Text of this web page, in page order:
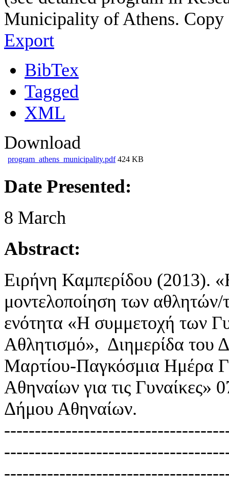
Municipality of Athens.
Export
BibTex
Tagged
XML
Download
program_athens_municipality.pdf 424 KB
Date Presented:
8 March
Abstract:
Ειρήνη Καμπερίδου (2013).
μοντελοποίηση των αθλητών/
ενότητα «Η συμμετοχή των
Αθλητισμό», Διημερίδα
Μαρτίου-Παγκόσμια Ημέρα
Αθηναίων για τις
Δήμου Αθηναίων.